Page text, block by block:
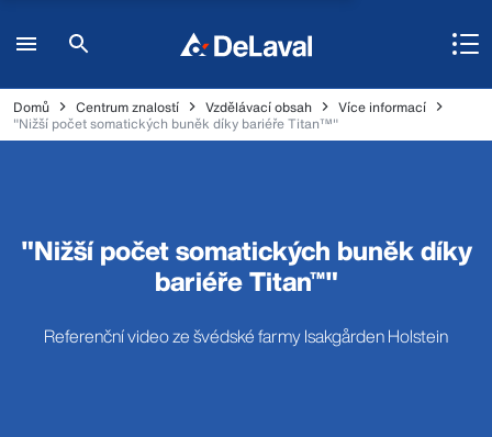
Domů Centrum znalostí Vzdělávací obsah
Více informací
"Nižší počet somatických buněk díky bariéře Titan™"
"Nižší počet somatických buněk díky
bariéře Titan™"
Referenční video ze švédské farmy Isakgården Holstein